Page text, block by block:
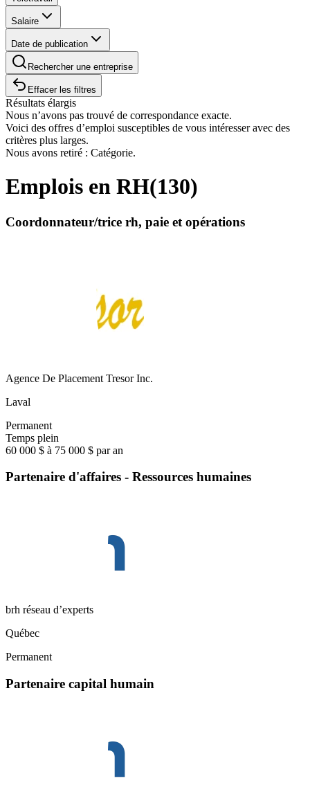
Salaire
Date de publication
Rechercher une entreprise
Effacer les filtres
Résultats élargis
Nous n’avons pas trouvé de correspondance exacte.
Voici des offres d’emploi susceptibles de vous intéresser avec des
critères plus larges.
Nous avons retiré : Catégorie.
Emplois en RH(130)
Coordonnateur/trice rh, paie et opérations
Agence De Placement Tresor Inc.
Laval
Permanent
Temps plein
60 000 $ à 75 000 $ par an
Partenaire d'affaires - Ressources humaines
brh réseau d’experts
Québec
Permanent
Partenaire capital humain